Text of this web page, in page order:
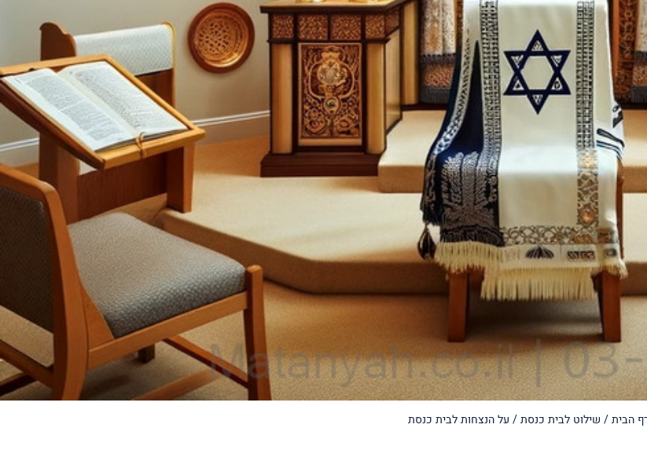
הבית/ שילוט לבית כנסת/ על הנצחות לבית כנסת